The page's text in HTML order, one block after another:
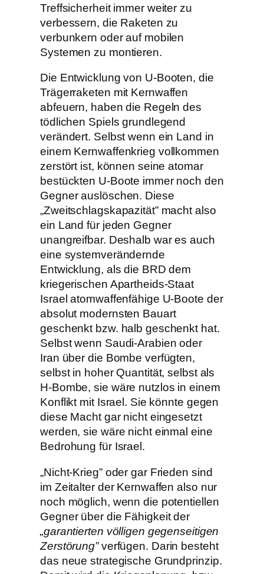
Treffsicherheit immer weiter zu
verbessern, die Raketen zu
verbunkern oder auf mobilen
Systemen zu montieren.
Die Entwicklung von U-Booten, die
Trägerraketen mit Kernwaffen
abfeuern, haben die Regeln des
tödlichen Spiels grundlegend
verändert. Selbst wenn ein Land in
einem Kernwaffenkrieg vollkommen
zerstört ist, können seine atomar
bestückten U-Boote immer noch den
Gegner auslöschen. Diese
„Zweitschlagskapazität” macht also
ein Land für jeden Gegner
unangreifbar. Deshalb war es auch
eine systemverändernde
Entwicklung, als die BRD dem
kriegerischen Apartheids-Staat
Israel atomwaffenfähige U-Boote der
absolut modernsten Bauart
geschenkt bzw. halb geschenkt hat.
Selbst wenn Saudi-Arabien oder
Iran über die Bombe verfügten,
selbst in hoher Quantität, selbst als
H-Bombe, sie wäre nutzlos in einem
Konflikt mit Israel. Sie könnte gegen
diese Macht gar nicht eingesetzt
werden, sie wäre nicht einmal eine
Bedrohung für Israel.
„Nicht-Krieg” oder gar Frieden sind
im Zeitalter der Kernwaffen also nur
noch möglich, wenn die potentiellen
Gegner über die Fähigkeit der
„garantierten völligen gegenseitigen
Zerstörung”verfügen. Darin besteht
das neue strategische Grundprinzip.